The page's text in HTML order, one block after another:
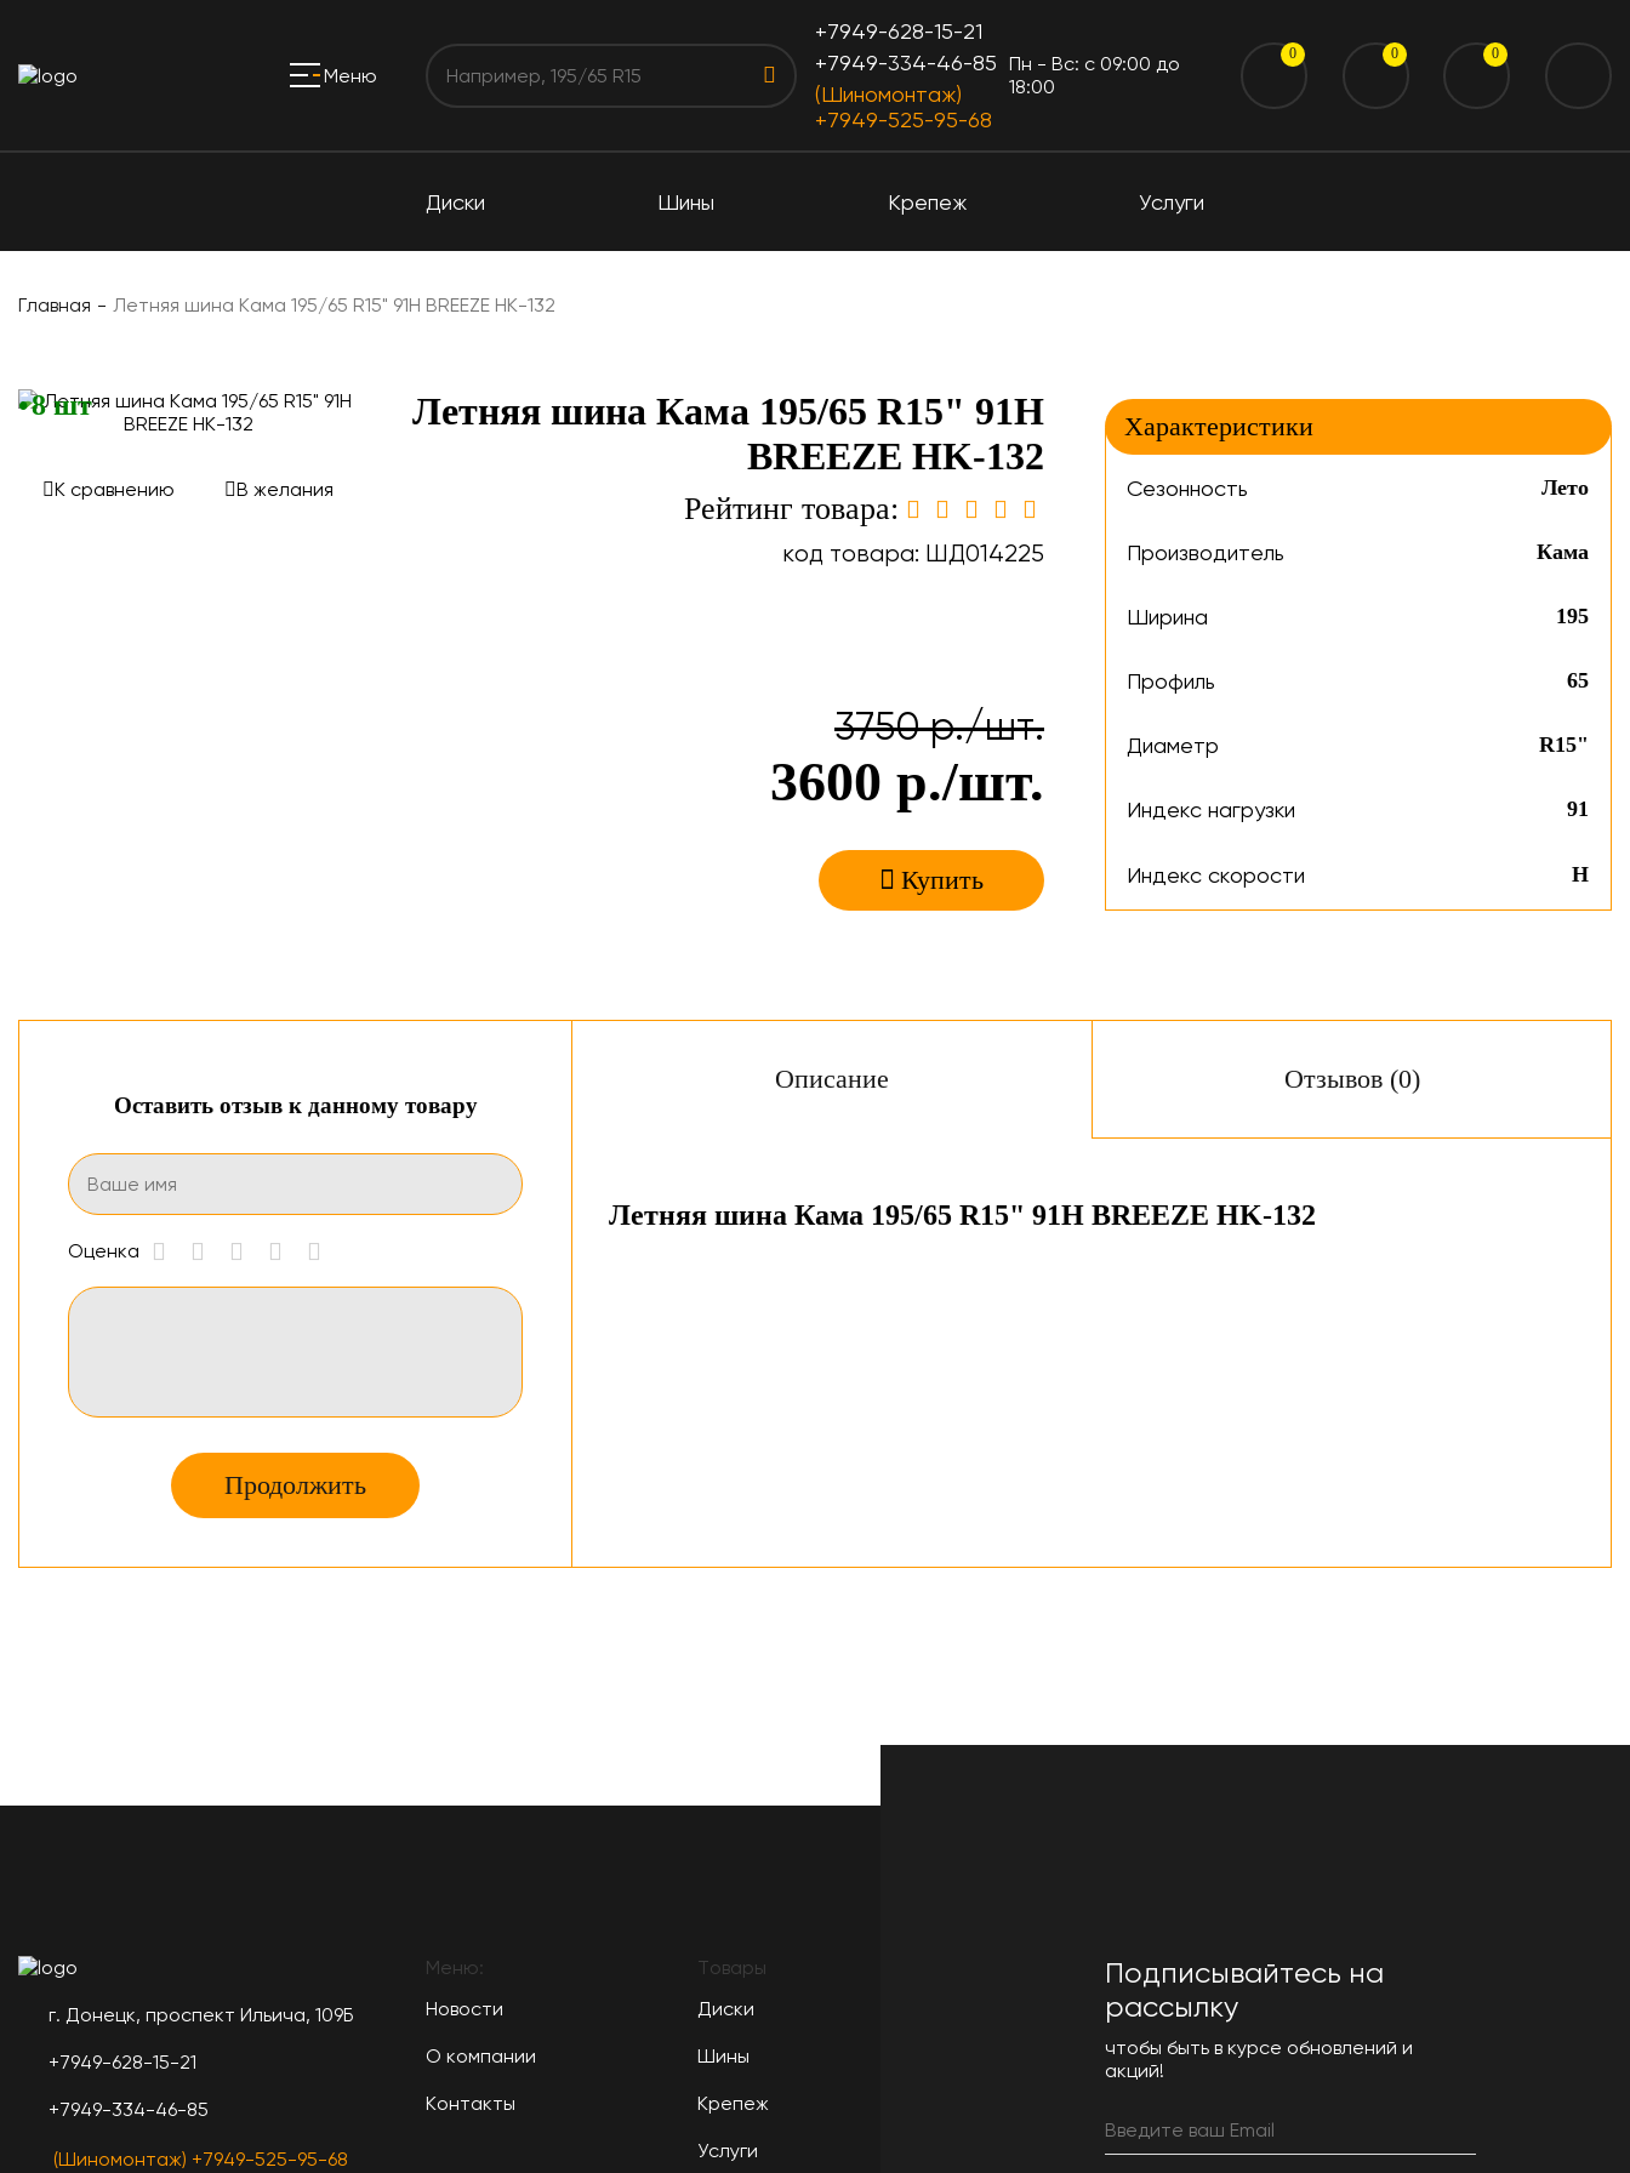
Меню
+7949-628-15-21
+7949-334-46-85
(Шиномонтаж)
+7949-525-95-68
Пн - Вс: c 09:00 до
18:00
0 0 0
Диски Шины Крепеж Услуги
Главная Летняя шина Кама 195/65 R15" 91H BREEZE HK-132
8 шт
К сравнению В желания
Летняя шина Кама 195/65 R15" 91H
BREEZE HK-132
Рейтинг товара:
код товара: ШД014225
3750р./шт.
3600 р./шт.
Купить
Характеристики
Сезонность Лето
Производитель Кама
Ширина 195
Профиль 65
Диаметр R15"
Индекс нагрузки 91
Индекс скорости H
Оставить отзыв к данному товару
Оценка
Продолжить
Описание Отзывов (0)
Летняя шина Кама 195/65 R15" 91H BREEZE HK-132
г. Донецк, проспект Ильича, 109Б
+7949-628-15-21
+7949-334-46-85
(Шиномонтаж) +7949-525-95-68
Меню:
Новости
О компании
Контакты
Товары
Диски
Шины
Крепеж
Услуги
Подписывайтесь на
рассылку
чтобы быть в курсе обновлений и
акций!